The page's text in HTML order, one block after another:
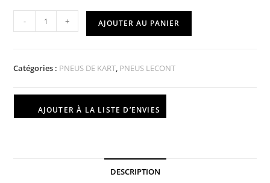
- + AJOUTER AU PANIER
Catégories : PNEUS DE KART, PNEUS LECONT
AJOUTER À LA LISTE D’ENVIES
DESCRIPTION